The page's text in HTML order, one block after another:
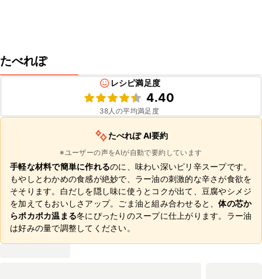
たべれぽ
レシピ満足度
4.40
38人の平均満足度
たべれぽ AI要約
※ユーザーの声をAIが自動で要約しています
手軽な材料で簡単に作れるのに、味わい深いピリ辛スープです。
もやしとわかめの食感が絶妙で、ラー油の刺激的な辛さが食欲を
そそります。白だしを隠し味に使うとコクが出て、豆腐やシメジ
を加えてもおいしさアップ。ごま油と組み合わせると、体の芯か
らポカポカ温まる冬にぴったりのスープに仕上がります。ラー油
は好みの量で調整してください。